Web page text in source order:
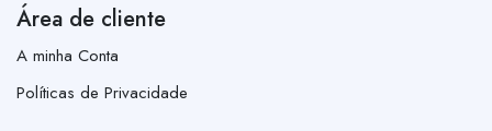
Área de cliente
A minha Conta
Políticas de Privacidade